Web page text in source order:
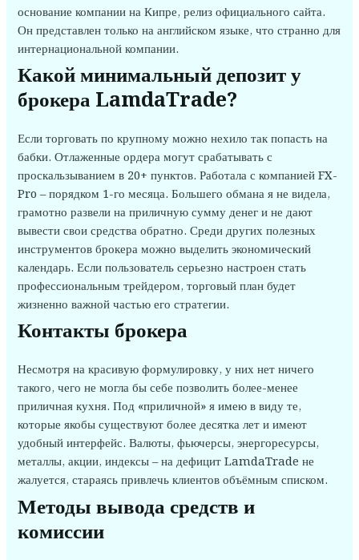
основание компании на Кипре, релиз официального сайта.
Он представлен только на английском языке, что странно для
интернациональной компании.
Какой минимальный депозит у
брокера LamdaTrade?
Если торговать по крупному можно нехило так попасть на
бабки. Отлаженные ордера могут срабатывать с
проскальзыванием в 20+ пунктов. Работала с компанией FX-
Pro – порядком 1-го месяца. Большего обмана я не видела,
грамотно развели на приличную сумму денег и не дают
вывести свои средства обратно. Среди других полезных
инструментов брокера можно выделить экономический
календарь. Если пользователь серьезно настроен стать
профессиональным трейдером, торговый план будет
жизненно важной частью его стратегии.
Контакты брокера
Несмотря на красивую формулировку, у них нет ничего
такого, чего не могла бы себе позволить более-менее
приличная кухня. Под «приличной» я имею в виду те,
которые якобы существуют более десятка лет и имеют
удобный интерфейс. Валюты, фьючерсы, энергоресурсы,
металлы, акции, индексы – на дефицит LamdaTrade не
жалуется, стараясь привлечь клиентов объёмным списком.
Методы вывода средств и
комиссии